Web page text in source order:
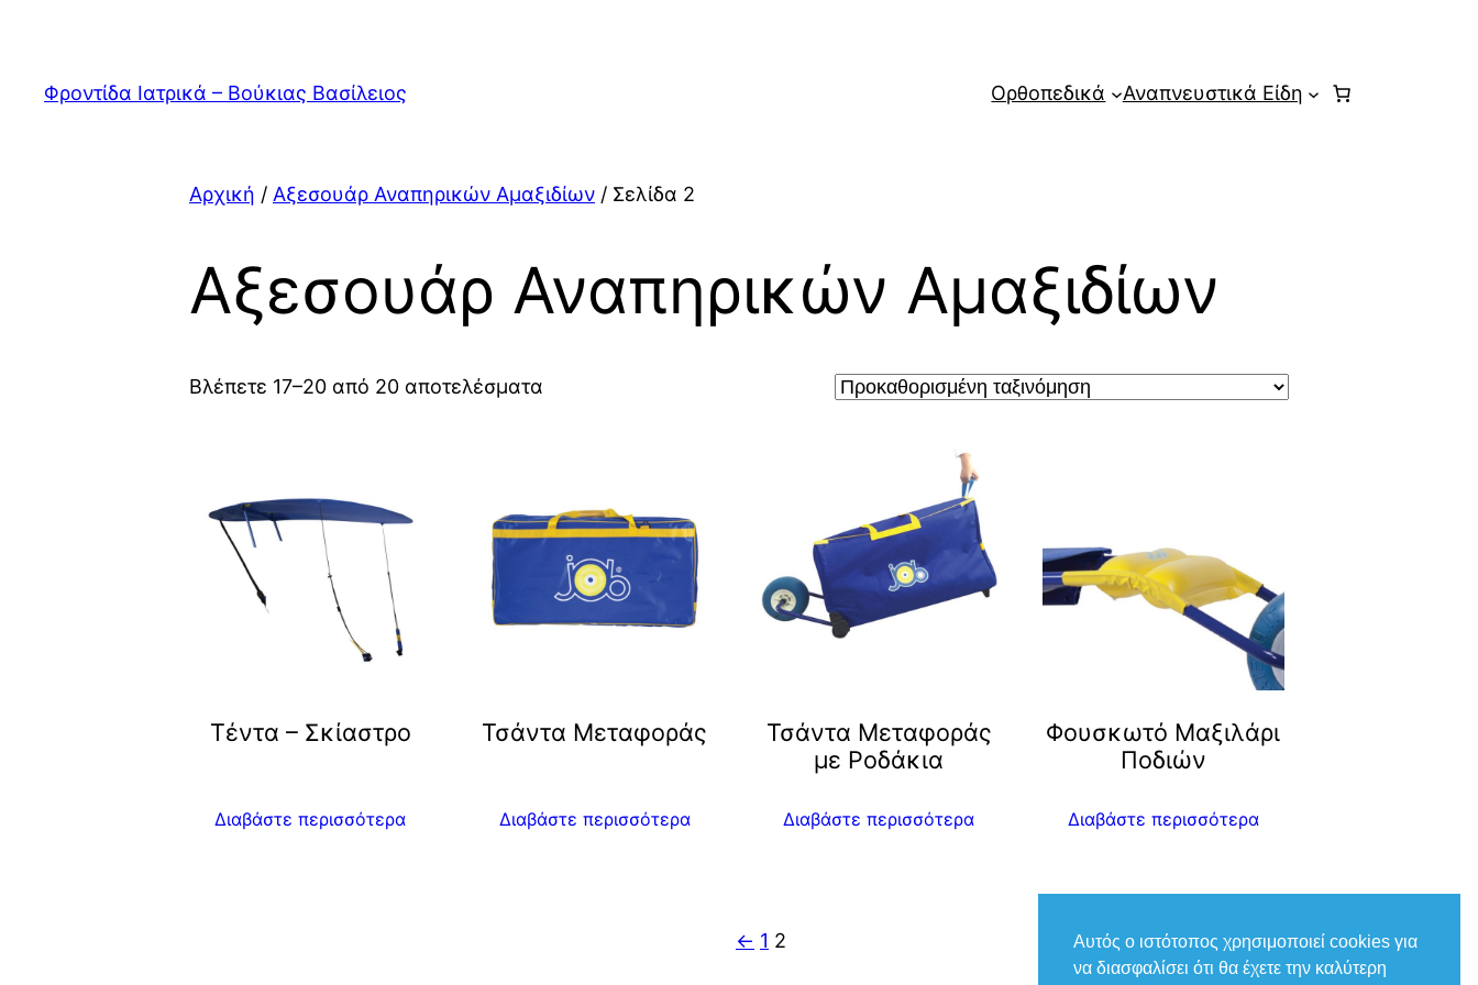
περιεχόμενο
Φροντίδα Ιατρικά – Βούκιας Βασίλειος Ορθοπεδικά Αναπνευστικά Είδη
Αρχική / Αξεσουάρ Αναπηρικών Αμαξιδίων / Σελίδα 2
Αξεσουάρ Αναπηρικών Αμαξιδίων
Βλέπετε 17–20 από 20 αποτελέσματα
Τέντα – Σκίαστρο
Διαβάστε περισσότερα
Τσάντα Μεταφοράς
Διαβάστε περισσότερα
Τσάντα Μεταφοράς
με Ροδάκια
Διαβάστε περισσότερα
Φουσκωτό Μαξιλάρι
Ποδιών
Διαβάστε περισσότερα
← 1 2
Αυτός ο ιστότοπος χρησιμοποιεί cookies για
να διασφαλίσει ότι θα έχετε την καλύτερη